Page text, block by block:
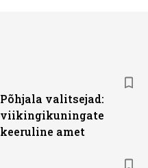
Põhjala valitsejad:
viikingikuningate
keeruline amet